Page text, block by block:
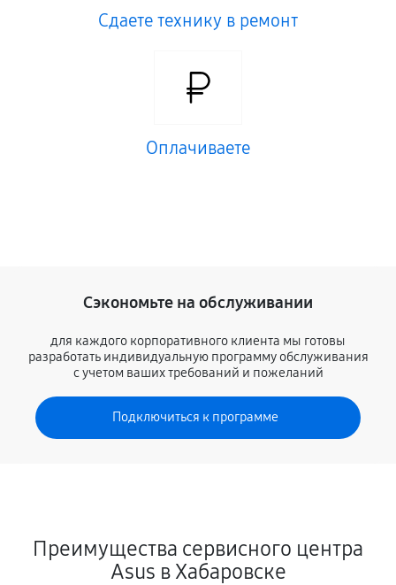
Сдаете технику в ремонт
Оплачиваете
Сэкономьте на обслуживании
для каждого корпоративного клиента мы готовы
разработать индивидуальную программу обслуживания
с учетом ваших требований и пожеланий
Подключиться к программе
Преимущества сервисного центра
Asus в Хабаровске